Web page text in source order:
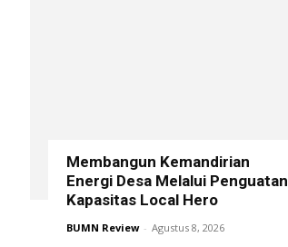
Membangun Kemandirian
Energi Desa Melalui Penguatan
Kapasitas Local Hero
BUMN Review - Agustus 8, 2026